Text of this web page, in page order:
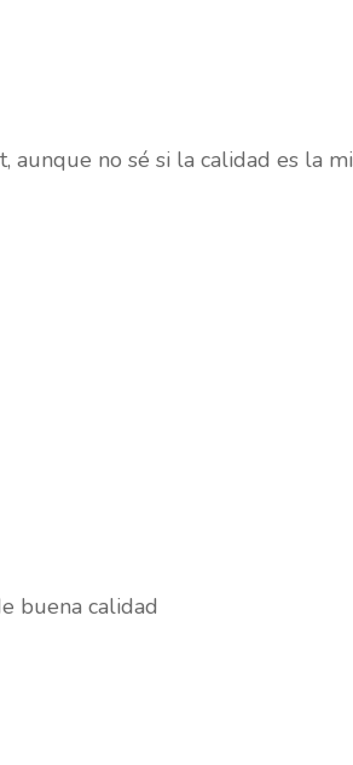
aunque no sé si la calidad es la
buena calidad